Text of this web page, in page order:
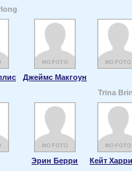
Джеймс Макгоун
Trina
Эрин Берри
Кейт